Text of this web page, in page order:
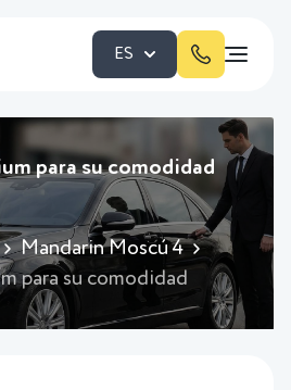
ES
para su comodidad
Mandarin Moscú 4
para su comodidad